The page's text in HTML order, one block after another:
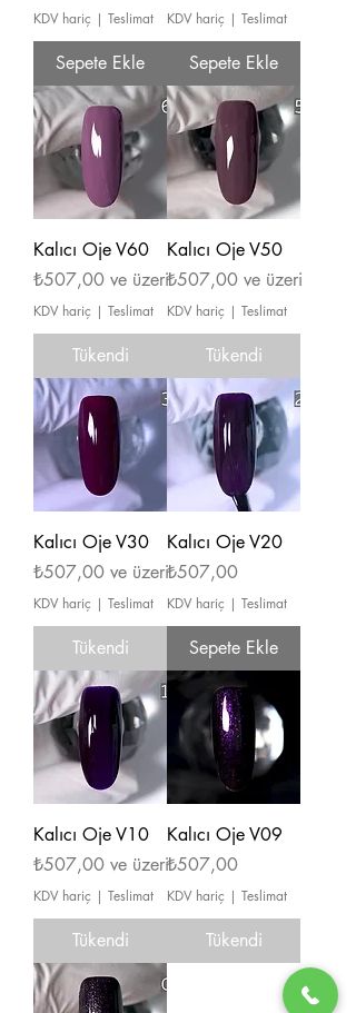
KDV hariç | Teslimat
Sepete Ekle
KDV hariç | Teslimat
Sepete Ekle
Kalıcı Oje V60
₺507,00 ve üzeri
İndirimli Fiyat
KDV hariç | Teslimat
Tükendi
Kalıcı Oje V50
₺507,00 ve üzeri
İndirimli Fiyat
KDV hariç | Teslimat
Tükendi
Kalıcı Oje V30
₺507,00 ve üzeri
İndirimli Fiyat
KDV hariç | Teslimat
Tükendi
Kalıcı Oje V20
Fiyat
₺507,00
KDV hariç | Teslimat
Sepete Ekle
Kalıcı Oje V10
₺507,00 ve üzeri
İndirimli Fiyat
KDV hariç | Teslimat
Tükendi
Kalıcı Oje V09
Fiyat
₺507,00
KDV hariç | Teslimat
Tükendi